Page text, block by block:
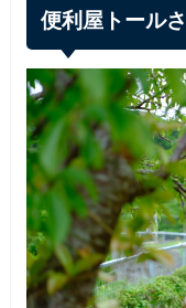
便利屋トール